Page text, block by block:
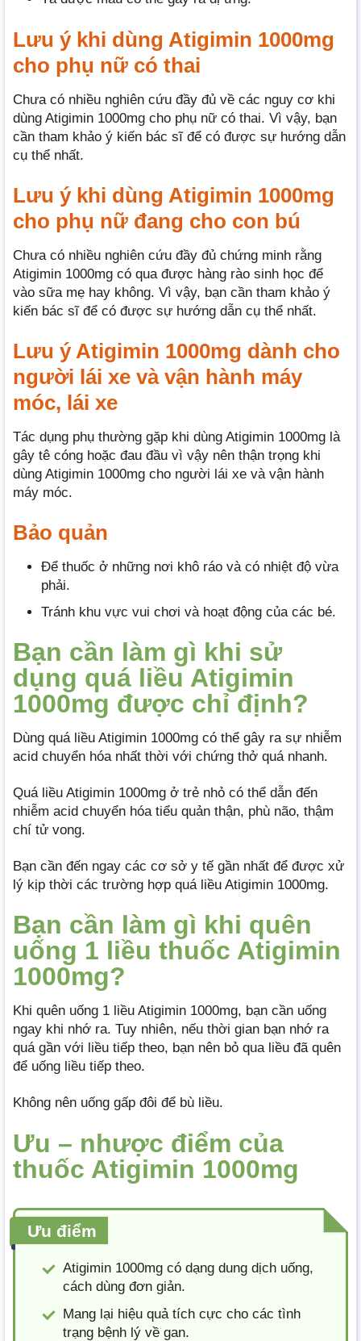
Lưu ý khi dùng Atigimin 1000mg
cho phụ nữ có thai
Chưa có nhiều nghiên cứu đầy đủ về các nguy cơ khi
dùng Atigimin 1000mg cho phụ nữ có thai. Vì vậy, bạn
cần tham khảo ý kiến bác sĩ để có được sự hướng dẫn
cụ thể nhất.
Lưu ý khi dùng Atigimin 1000mg
cho phụ nữ đang cho con bú
Chưa có nhiều nghiên cứu đầy đủ chứng minh rằng
Atigimin 1000mg có qua được hàng rào sinh học để
vào sữa mẹ hay không. Vì vậy, bạn cần tham khảo ý
kiến bác sĩ để có được sự hướng dẫn cụ thể nhất.
Lưu ý Atigimin 1000mg dành cho
người lái xe và vận hành máy
móc, lái xe
Tác dụng phụ thường gặp khi dùng Atigimin 1000mg là
gây tê cóng hoặc đau đầu vì vậy nên thận trọng khi
dùng Atigimin 1000mg cho người lái xe và vận hành
máy móc.
Bảo quản
Để thuốc ở những nơi khô ráo và có nhiệt độ vừa
phải.
Tránh khu vực vui chơi và hoạt động của các bé.
Bạn cần làm gì khi sử
dụng quá liều Atigimin
1000mg được chỉ định?
Dùng quá liều Atigimin 1000mg có thể gây ra sự nhiễm
acid chuyển hóa nhất thời với chứng thở quá nhanh.
Quá liều Atigimin 1000mg ở trẻ nhỏ có thể dẫn đến
nhiễm acid chuyển hóa tiểu quản thận, phù não, thậm
chí tử vong.
Bạn cần đến ngay các cơ sở y tế gần nhất để được xử
lý kịp thời các trường hợp quá liều Atigimin 1000mg.
Bạn cần làm gì khi quên
uống 1 liều thuốc Atigimin
1000mg?
Khi quên uống 1 liều Atigimin 1000mg, bạn cần uống
ngay khi nhớ ra. Tuy nhiên, nếu thời gian bạn nhớ ra
quá gần với liều tiếp theo, bạn nên bỏ qua liều đã quên
để uống liều tiếp theo.
Không nên uống gấp đôi để bù liều.
Ưu – nhược điểm của
thuốc Atigimin 1000mg
Ưu điểm
Atigimin 1000mg có dạng dung dịch uống,
cách dùng đơn giản.
Mang lại hiệu quả tích cực cho các tình
trạng bệnh lý về gan.